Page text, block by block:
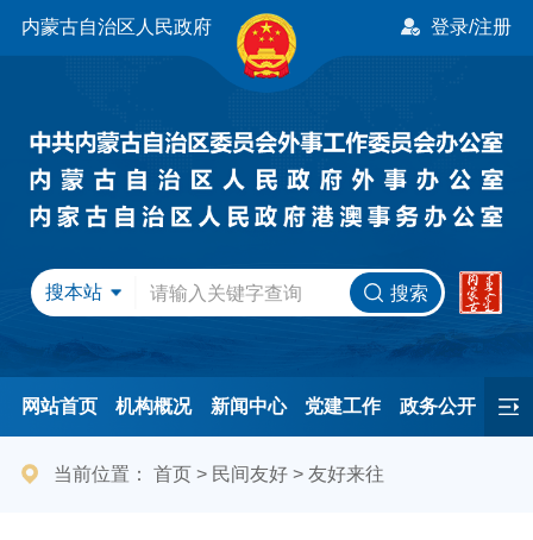
内蒙古自治区人民政府 登录/注册
搜本站 搜索
网站首页 机构概况 新闻中心 党建工作 政务公开
办事服务 民间友好 港澳事务 互动交流
当前位置： 首页> 民间友好> 友好来往